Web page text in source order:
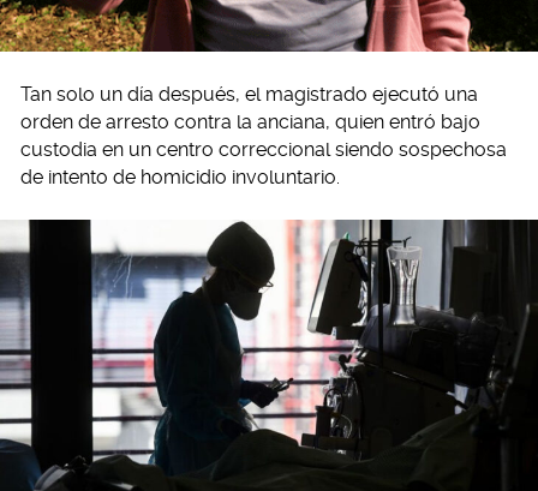
Tan solo un día después, el magistrado ejecutó una
orden de arresto contra la anciana, quien entró bajo
custodia en un centro correccional siendo sospechosa
de intento de homicidio involuntario.